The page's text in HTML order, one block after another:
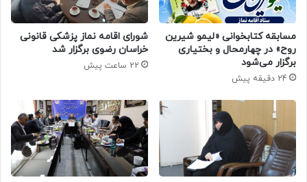
مسابقه کتابخوانی «لیمو شیرین
روح» در چهارمحال و بختیاری
برگزار می‌شود
24 دقیقه پیش
شورای اقامه نماز پزشکی قانونی
خراسان رضوی برگزار شد
22 ساعت پیش